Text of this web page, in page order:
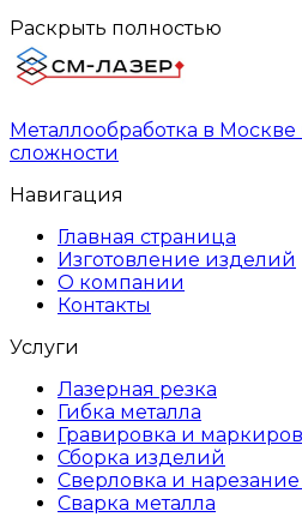
Раскрыть полностью
Металлообработка в
сложности
Навигация
Главная страница
Изготовление изделий
О компании
Контакты
Услуги
Лазерная резка
Гибка металла
Гравировка и
Сборка изделий
Сверловка и
Сварка металла